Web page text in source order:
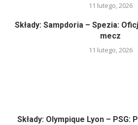
11 lutego, 2026
Składy: Sampdoria – Spezia:
mecz
11 lutego, 2026
Składy: Olympique Lyon – PSG: